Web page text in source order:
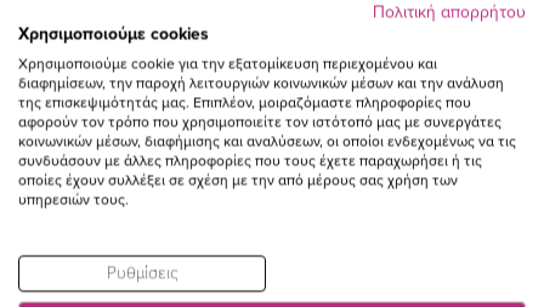
Eco leather μπότα με φαρδιά
γάμπα και λάστιχο σε μαύρο
χρώμα
118,00 €
Πολιτική απορρήτου
Χρησιμοποιούμε cookies
Χρησιμοποιούμε cookie για την εξατομίκευση περιεχομένου και
διαφημίσεων, την παροχή λειτουργιών κοινωνικών μέσων και την ανάλυση
της επισκεψιμότητάς μας. Επιπλέον, μοιραζόμαστε πληροφορίες που
αφορούν τον τρόπο που χρησιμοποιείτε τον ιστότοπό μας με συνεργάτες
κοινωνικών μέσων, διαφήμισης και αναλύσεων, οι οποίοι ενδεχομένως να τις
συνδυάσουν με άλλες πληροφορίες που τους έχετε παραχωρήσει ή τις
οποίες έχουν συλλέξει σε σχέση με την από μέρους σας χρήση των
υπηρεσιών τους.
Ρυθμίσεις